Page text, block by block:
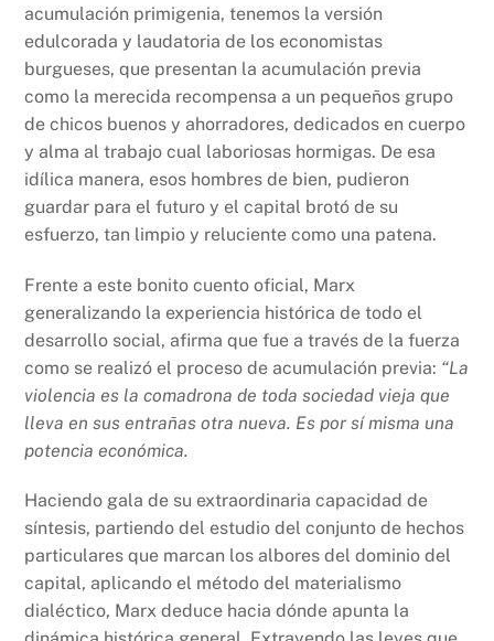
acumulación primigenia, tenemos la versión
edulcorada y laudatoria de los economistas
burgueses, que presentan la acumulación previa
como la merecida recompensa a un pequeños grupo
de chicos buenos y ahorradores, dedicados en cuerpo
y alma al trabajo cual laboriosas hormigas. De esa
idílica manera, esos hombres de bien, pudieron
guardar para el futuro y el capital brotó de su
esfuerzo, tan limpio y reluciente como una patena.
Frente a este bonito cuento oficial, Marx
generalizando la experiencia histórica de todo el
desarrollo social, afirma que fue a través de la fuerza
como se realizó el proceso de acumulación previa: “La
violencia es la comadrona de toda sociedad vieja que
lleva en sus entrañas otra nueva. Es por sí misma una
potencia económica.
Haciendo gala de su extraordinaria capacidad de
síntesis, partiendo del estudio del conjunto de hechos
particulares que marcan los albores del dominio del
capital, aplicando el método del materialismo
dialéctico, Marx deduce hacia dónde apunta la